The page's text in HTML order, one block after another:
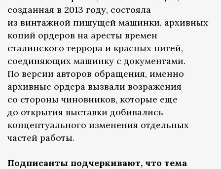
созданная в 2013 году, состояла
из винтажной пишущей машинки, архивных
копий ордеров на аресты времен
сталинского террора и красных нитей,
соединяющих машинку с документами.
По версии авторов обращения, именно
архивные ордера вызвали возражения
со стороны чиновников, которые еще
до открытия выставки добивались
концептуального изменения отдельных
частей работы.
Подписанты подчеркивают, что тема